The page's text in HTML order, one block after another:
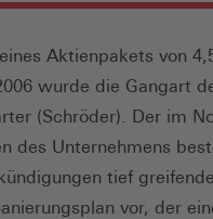
Aktienpakets von
wurde die Gangart
(Schröder). Der im
des Unternehmens
tief
vor, der